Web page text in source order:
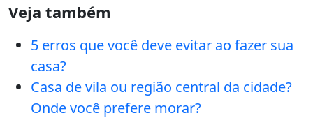
Veja também
5 erros que você deve evitar ao fazer sua
casa?
Casa de vila ou região central da cidade?
Onde você prefere morar?